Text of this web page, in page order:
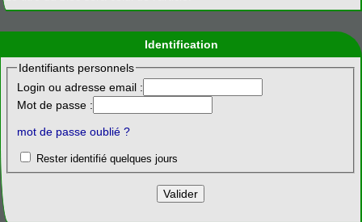
Identification
Identifiants personnels
Login ou adresse email :
Mot de passe :
mot de passe oublié ?
Rester identifié quelques jours